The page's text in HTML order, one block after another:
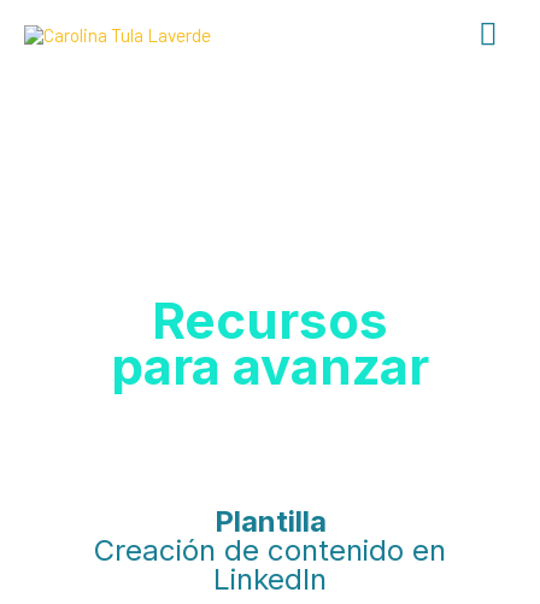
Recursos
para avanzar
Plantilla
Creación de contenido en
LinkedIn